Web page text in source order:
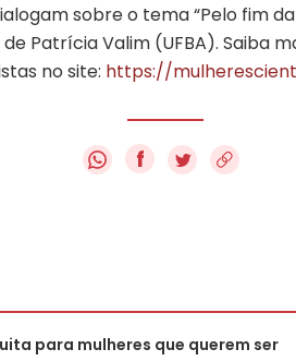
sobre o tema “Pelo fim
Patrícia Valim (UFBA). Saiba
no site: https://
f
para mulheres que querem ser